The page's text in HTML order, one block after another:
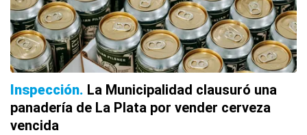
Inspección La Municipalidad clausuró una
panadería de La Plata por vender cerveza
vencida